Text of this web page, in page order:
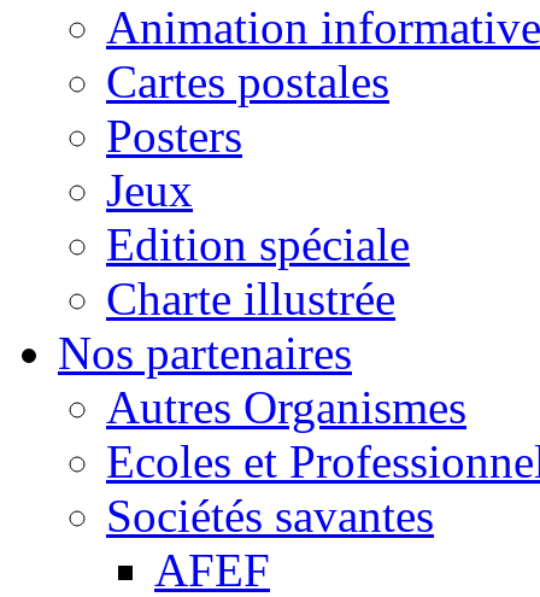
Animation informative
Cartes postales
Posters
Jeux
Edition spéciale
Charte illustrée
Nos partenaires
Autres Organismes
Ecoles et
Sociétés savantes
AFEF